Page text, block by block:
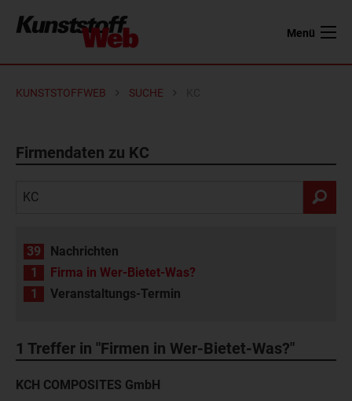
Menü
KUNSTSTOFFWEB SUCHE
Firmendaten zu KC
39
Nachrichten
1
Firma in Wer-Bietet-Was?
1
Veranstaltungs-Termin
1 Treffer in "Firmen in Wer-Bietet-Was?"
KCH COMPOSITES GmbH